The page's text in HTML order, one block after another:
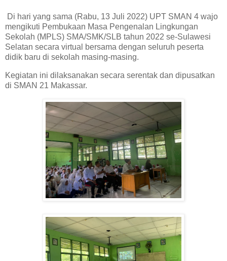
Di hari yang sama (Rabu, 13 Juli 2022) UPT SMAN 4 wajo
mengikuti Pembukaan Masa Pengenalan Lingkungan
Sekolah (MPLS) SMA/SMK/SLB tahun 2022 se-Sulawesi
Selatan secara virtual bersama dengan seluruh peserta
didik baru di sekolah masing-masing.
Kegiatan ini dilaksanakan secara serentak dan dipusatkan
di SMAN 21 Makassar.